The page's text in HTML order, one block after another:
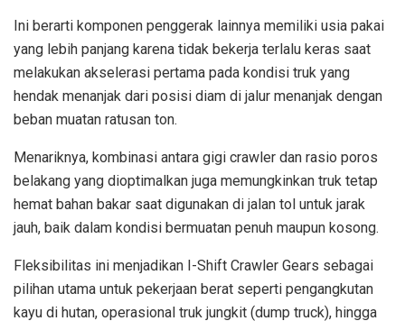
Ini berarti komponen penggerak lainnya memiliki usia pakai
yang lebih panjang karena tidak bekerja terlalu keras saat
melakukan akselerasi pertama pada kondisi truk yang
hendak menanjak dari posisi diam di jalur menanjak dengan
beban muatan ratusan ton.
Menariknya, kombinasi antara gigi crawler dan rasio poros
belakang yang dioptimalkan juga memungkinkan truk tetap
hemat bahan bakar saat digunakan di jalan tol untuk jarak
jauh, baik dalam kondisi bermuatan penuh maupun kosong.
Fleksibilitas ini menjadikan I-Shift Crawler Gears sebagai
pilihan utama untuk pekerjaan berat seperti pengangkutan
kayu di hutan, operasional truk jungkit (dump truck), hingga